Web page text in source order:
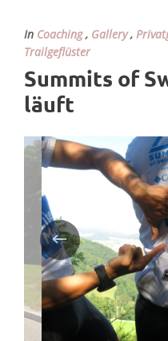
In Coaching, Gallery,
Trailgeflüster
Summits of
läuft